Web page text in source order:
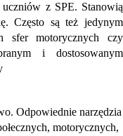
z SPE. Stanowią
Często są też jedynym
sfer motorycznych czy
i dostosowanym
Odpowiednie narzędzia
motorycznych,